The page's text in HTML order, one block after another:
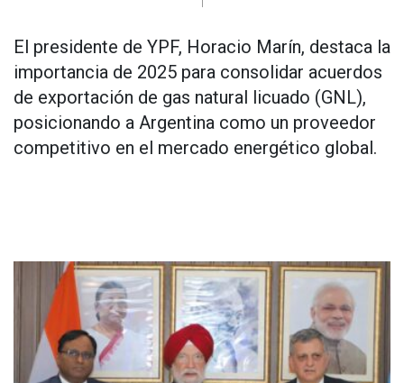
El presidente de YPF, Horacio Marín, destaca la
importancia de 2025 para consolidar acuerdos
de exportación de gas natural licuado (GNL),
posicionando a Argentina como un proveedor
competitivo en el mercado energético global.